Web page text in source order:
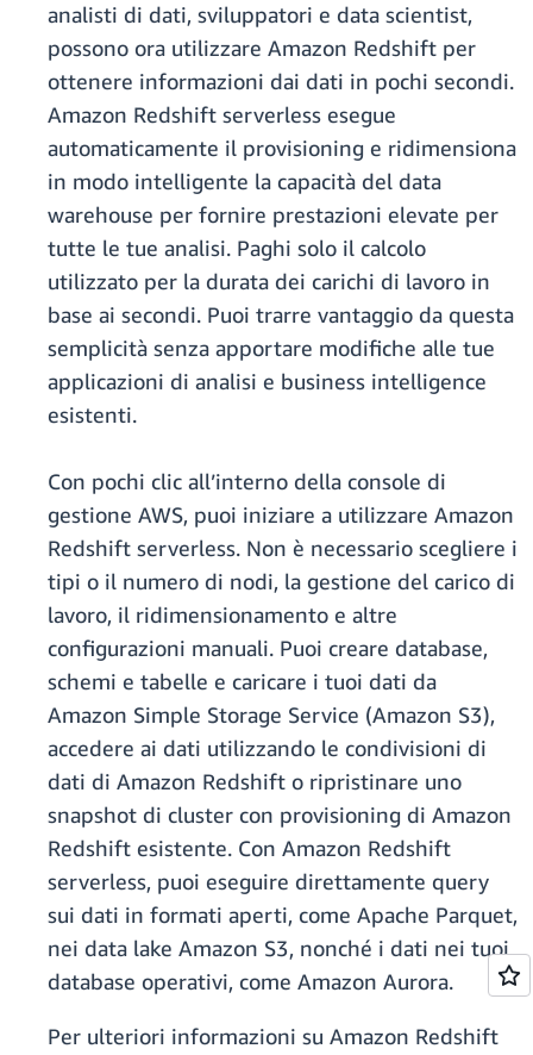
analisti di dati, sviluppatori e data scientist,
possono ora utilizzare Amazon Redshift per
ottenere informazioni dai dati in pochi secondi.
Amazon Redshift serverless esegue
automaticamente il provisioning e ridimensiona
in modo intelligente la capacità del data
warehouse per fornire prestazioni elevate per
tutte le tue analisi. Paghi solo il calcolo
utilizzato per la durata dei carichi di lavoro in
base ai secondi. Puoi trarre vantaggio da questa
semplicità senza apportare modifiche alle tue
applicazioni di analisi e business intelligence
esistenti.
Con pochi clic all’interno della console di
gestione AWS, puoi iniziare a utilizzare Amazon
Redshift serverless. Non è necessario scegliere i
tipi o il numero di nodi, la gestione del carico di
lavoro, il ridimensionamento e altre
configurazioni manuali. Puoi creare database,
schemi e tabelle e caricare i tuoi dati da
Amazon Simple Storage Service (Amazon S3),
accedere ai dati utilizzando le condivisioni di
dati di Amazon Redshift o ripristinare uno
snapshot di cluster con provisioning di Amazon
Redshift esistente. Con Amazon Redshift
serverless, puoi eseguire direttamente query
sui dati in formati aperti, come Apache Parquet,
nei data lake Amazon S3, nonché i dati nei tuoi
database operativi, come Amazon Aurora.
Per ulteriori informazioni su Amazon Redshift